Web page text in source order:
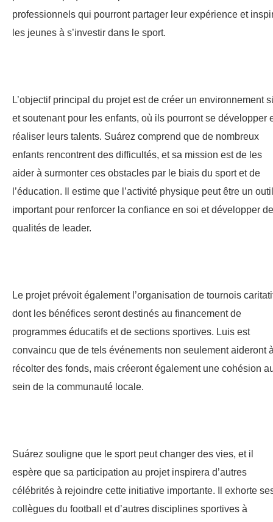
professionnels qui pourront partager leur expérience et
les jeunes à s’investir dans le sport.
L’objectif principal du projet est de créer un environnement
et soutenant pour les enfants, où ils pourront se développer
réaliser leurs talents. Suárez comprend que de nombreux
enfants rencontrent des difficultés, et sa mission est de les
aider à surmonter ces obstacles par le biais du sport et de
l’éducation. Il estime que l’activité physique peut être un outil
important pour renforcer la confiance en soi et développer
qualités de leader.
Le projet prévoit également l’organisation de tournois
dont les bénéfices seront destinés au financement de
programmes éducatifs et de sections sportives. Luis est
convaincu que de tels événements non seulement aideront
récolter des fonds, mais créeront également une cohésion
sein de la communauté locale.
Suárez souligne que le sport peut changer des vies, et il
espère que sa participation au projet inspirera d’autres
célébrités à rejoindre cette initiative importante. Il exhorte
collègues du football et d’autres disciplines sportives à